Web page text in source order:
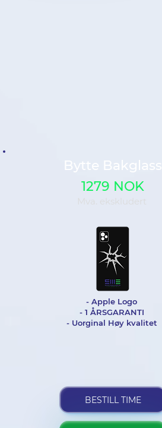
Bytte Bakglass
1279 NOK
Mva. ekskludert
- Apple Logo
- 1 ÅRSGARANTI
- Uorginal Høy kvalitet
BESTILL TIME